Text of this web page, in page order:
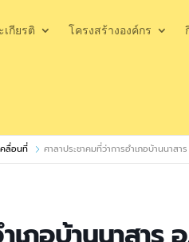
กียรติ โครงสร้างองค์กร
ลื่อนที่ ศาลาประชาคมที่ว่าการอำเภอบ้านนาสา